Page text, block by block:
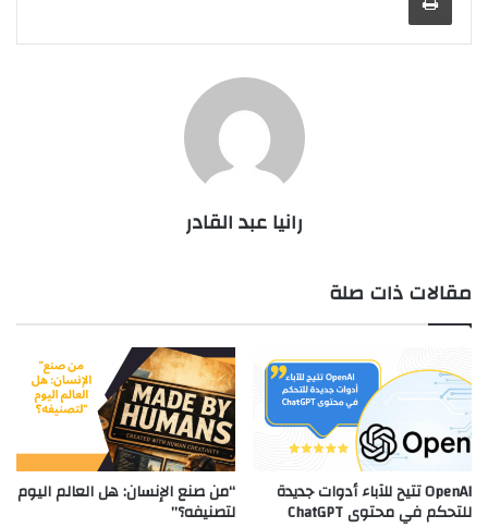
رانيا عبد القادر
مقالات ذات صلة
OpenAI تتيح للآباء أدوات جديدة
للتحكم في محتوى ChatGPT
“من صنع الإنسان: هل العالم اليوم
لتصنيفه؟”